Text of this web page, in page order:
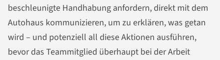
beschleunigte Handhabung anfordern, direkt mit dem
Autohaus kommunizieren, um zu erklären, was getan
wird – und potenziell all diese Aktionen ausführen,
bevor das Teammitglied überhaupt bei der Arbeit